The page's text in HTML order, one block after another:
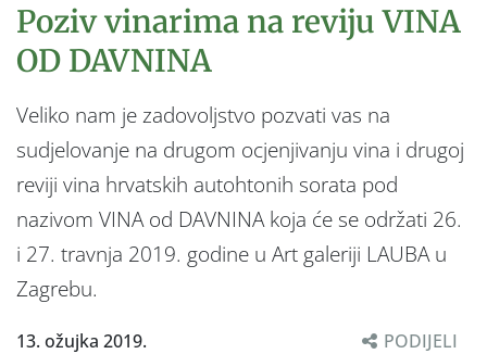
Poziv vinarima na reviju VINA
OD DAVNINA
Veliko nam je zadovoljstvo pozvati vas na
sudjelovanje na drugom ocjenjivanju vina i drugoj
reviji vina hrvatskih autohtonih sorata pod
nazivom VINA od DAVNINA koja će se održati 26.
i 27. travnja 2019. godine u Art galeriji LAUBA u
Zagrebu.
13. ožujka 2019. PODIJELI